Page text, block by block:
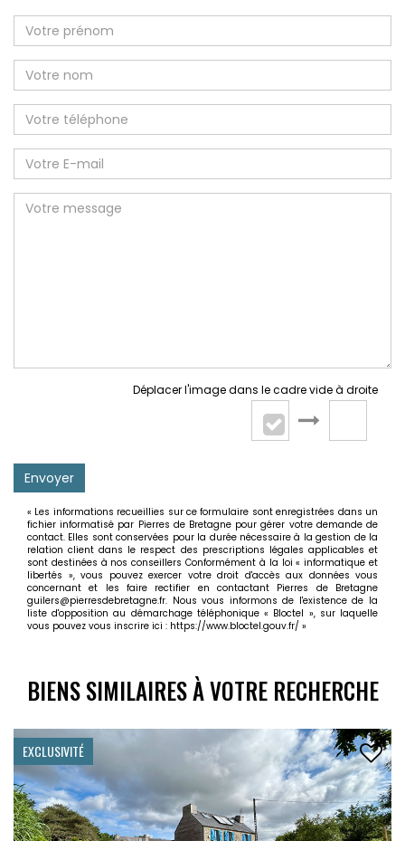
Déplacer l'image dans le cadre vide à droite
Envoyer
« Les informations recueillies sur ce formulaire sont enregistrées dans un
fichier informatisé par Pierres de Bretagne pour gérer votre demande de
contact. Elles sont conservées pour la durée nécessaire à la gestion de la
relation client dans le respect des prescriptions légales applicables et
sont destinées à nos conseillers Conformément à la loi « informatique et
libertés », vous pouvez exercer votre droit d'accès aux données vous
concernant et les faire rectifier en contactant Pierres de Bretagne
guilers@pierresdebretagne.fr. Nous vous informons de l'existence de la
liste d'opposition au démarchage téléphonique « Bloctel », sur laquelle
vous pouvez vous inscrire ici : https://www.bloctel.gouv.fr/ »
BIENS SIMILAIRES À VOTRE RECHERCHE